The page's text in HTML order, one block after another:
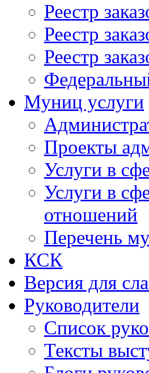
Реестр
Реестр
Реестр
Муниц услуги
Проекты
Услуги в
Услуги в
отношений
Перечень
КСК
Версия для
Руководители
Список
Тексты